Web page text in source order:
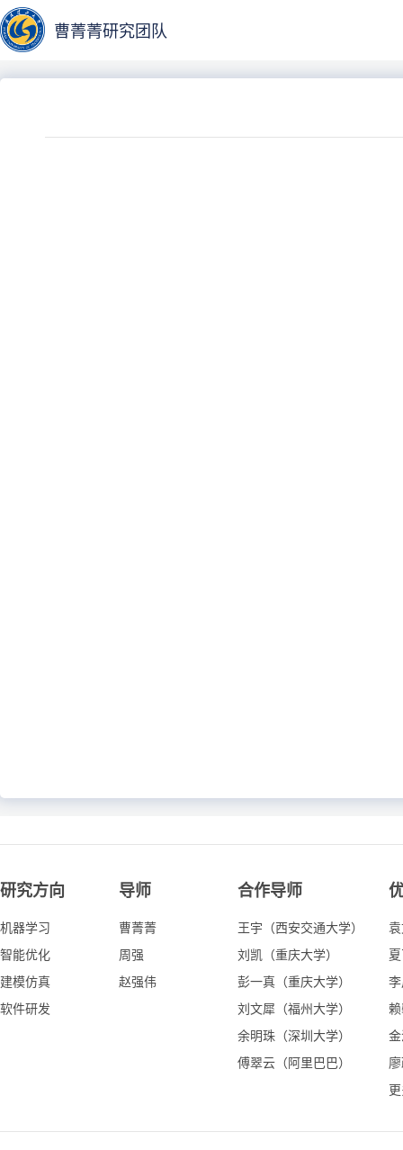
曹菁菁研究团队
研究方向
机器学习
智能优化
建模仿真
软件研发
导师
曹菁菁
周强
赵强伟
合作导师
王宇（西安交通大学）
刘凯（重庆大学）
彭一真（重庆大学）
刘文犀（福州大学）
余明珠（深圳大学）
傅翠云（阿里巴巴）